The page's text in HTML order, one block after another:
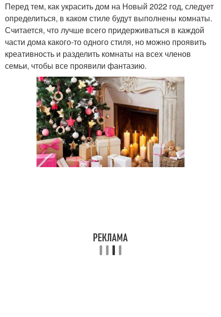
Перед тем, как украсить дом на Новый 2022 год, следует
определиться, в каком стиле будут выполнены комнаты.
Считается, что лучше всего придерживаться в каждой
части дома какого-то одного стиля, но можно проявить
креативность и разделить комнаты на всех членов
семьи, чтобы все проявили фантазию.